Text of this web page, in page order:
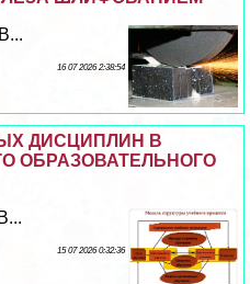
16 07 2026 2:38:54
ДИСЦИПЛИН В
ОБРАЗОВАТЕЛЬНОГО
15 07 2026 0:32:36